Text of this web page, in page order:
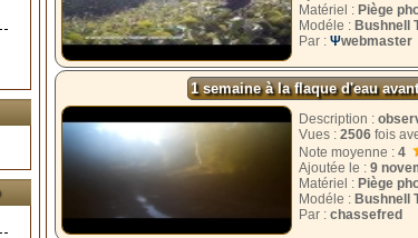
Matériel : Piège
Modéle : Bushnell
Par : Ψwebmaster
1 semaine à la flaque d'eau
Description :
Vues : 2506 fois
Note moyenne : 4
Ajoutée le : 9
Matériel : Piège
Modéle : Bushnell
Par : chassefred